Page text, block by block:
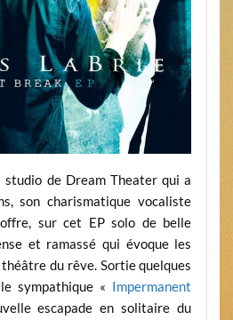
studio de Dream Theater qui a
son charismatique vocaliste
sur cet EP solo de belle
et ramassé qui évoque les
du rêve. Sortie quelques
sympathique « Impermanent
escapade en solitaire du